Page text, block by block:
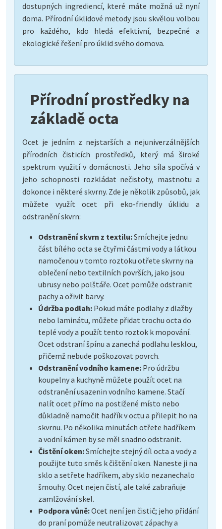
dostupných ingrediencí, které máte možná už nyní
doma. Přírodní úklidové metody jsou skvělou volbou
pro každého, kdo hledá efektivní, bezpečné a
ekologické řešení pro úklid svého domova.
Přírodní prostředky na
základě octa
Ocet je jedním z nejstarších a nejuniverzálnějších
přírodních čisticích prostředků, který má široké
spektrum využití v domácnosti. Jeho síla spočívá v
jeho schopnosti rozkládat nečistoty, mastnotu a
dokonce i některé skvrny. Zde je několik způsobů, jak
můžete využít ocet při eko-friendly úklidu a
odstranění skvrn:
Odstranění skvrn z textilu:Smíchejte jednu
část bílého octa se čtyřmi částmi vody a látkou
namočenou v tomto roztoku otřete skvrny na
oblečení nebo textilních površích, jako jsou
ubrusy nebo polštáře. Ocet pomůže odstranit
pachy a oživit barvy.
Údržba podlah: Pokud máte podlahy z dlažby
nebo laminátu, můžete přidat trochu octa do
teplé vody a použít tento roztok k mopování.
Ocet odstraní špínu a zanechá podlahu lesklou,
přičemž nebude poškozovat povrch.
Odstranění vodního kamene: Pro údržbu
koupelny a kuchyně můžete použít ocet na
odstranění usazenin vodního kamene. Stačí
nalít ocet přímo na postižené místo nebo
důkladně namočit hadřík v octu a přilepit ho na
skvrnu. Po několika minutách otřete hadříkem
a vodní kámen by se měl snadno odstranit.
Čistění oken:Smíchejte stejný díl octa a vody a
použijte tuto směs k čištění oken. Naneste ji na
sklo a setřete hadříkem, aby sklo nezanechalo
šmouhy. Ocet nejen čistí, ale také zabraňuje
zamlžování skel.
Podpora vůně:Ocet není jen čistič; jeho přidání
do praní pomůže neutralizovat zápachy a